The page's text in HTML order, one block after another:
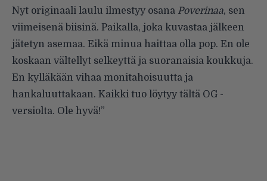
Nyt originaali laulu ilmestyy osana Poverinaa, sen
viimeisenä biisinä. Paikalla, joka kuvastaa jälkeen
jätetyn asemaa. Eikä minua haittaa olla pop. En ole
koskaan vältellyt selkeyttä ja suoranaisia koukkuja.
En kylläkään vihaa monitahoisuutta ja
hankaluuttakaan. Kaikki tuo löytyy tältä OG -
versiolta. Ole hyvä!”